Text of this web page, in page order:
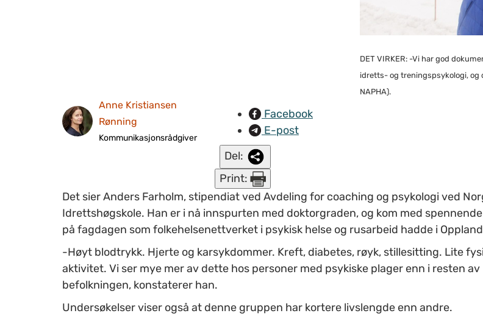
DET VIRKER: -Vi har god
idretts- og treningspsykologi, og
NAPHA).
Anne Kristiansen
Rønning
Kommunikasjonsrådgiver
Facebook
E-post
Del:
Print:
Det sier Anders Farholm, stipendiat ved Avdeling for coaching og psykologi ved
Idrettshøgskole. Han er i nå innspurten med doktorgraden, og kom med
på fagdagen som folkehelsenettverket i psykisk helse og rusarbeid hadde i
-Høyt blodtrykk. Hjerte og karsykdommer. Kreft, diabetes, røyk, stillesitting. Lite
aktivitet. Vi ser mye mer av dette hos personer med psykiske plager enn i resten av
befolkningen, konstaterer han.
Undersøkelser viser også at denne gruppen har kortere livslengde enn andre.